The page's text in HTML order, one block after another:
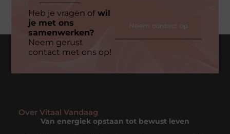
Heb je vragen ofwil
je met ons
samenwerken?
Neem gerust
contact met ons op!
Neem contact op
Over Vitaal Vandaag
Van energiek opstaan tot bewust leven